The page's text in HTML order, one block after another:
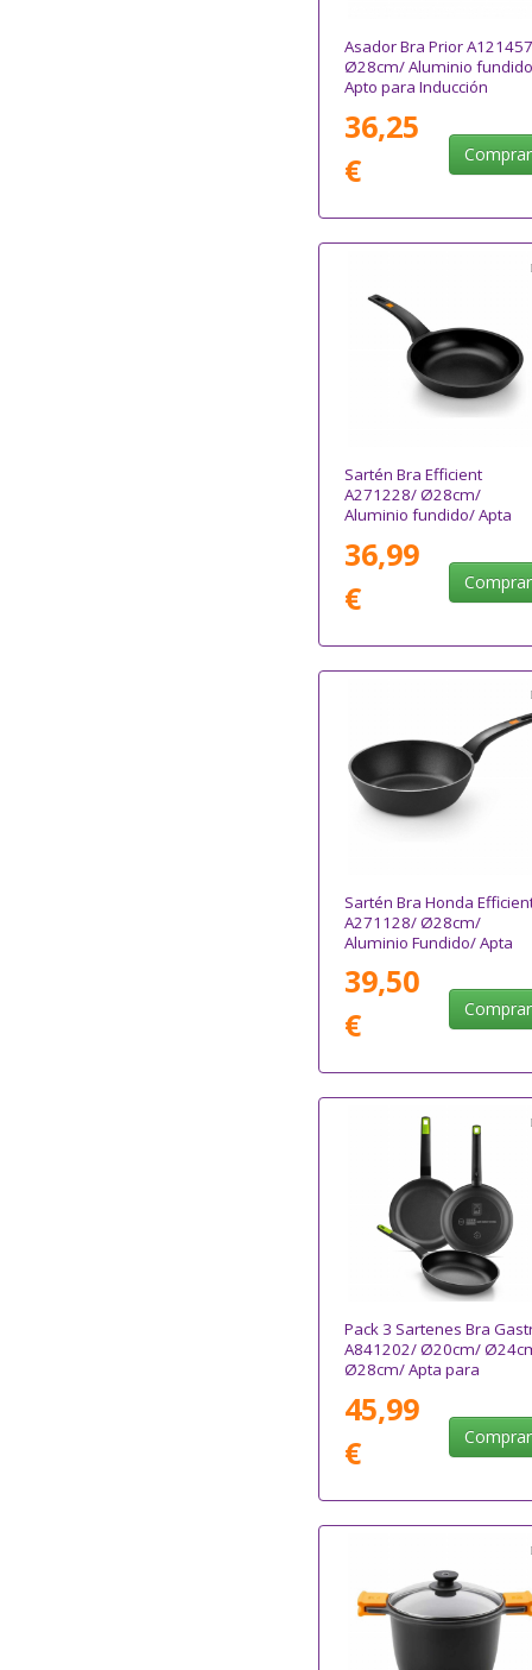
Asador Bra Prior
Ø28cm/ Aluminio
Apto para Inducción
36,25
€
Comprar
Sartén Bra Efficient
A271228/ Ø28cm/
Aluminio fundido/ Apta
36,99
€
Comprar
Sartén Bra Honda
A271128/ Ø28cm/
Aluminio Fundido/ Apta
39,50
€
Comprar
Pack 3 Sartenes Bra
A841202/ Ø20cm/
Ø28cm/ Apta para
45,99
€
Comprar